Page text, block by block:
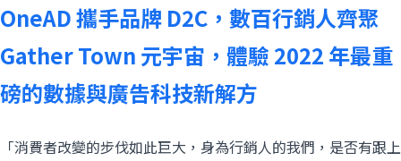
OneAD 攜手品牌 D2C，數百行銷人齊聚
Gather Town 元宇宙，體驗 2022 年最重
磅的數據與廣告科技新解方
「消費者改變的步伐如此巨大，身為行銷人的我們，是否有跟上